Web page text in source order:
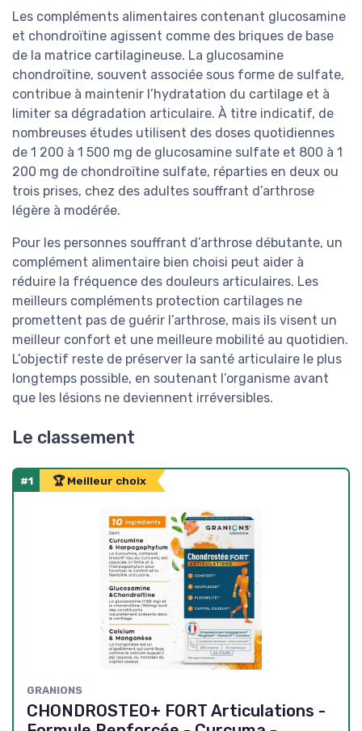
Les compléments alimentaires contenant glucosamine
et chondroïtine agissent comme des briques de base
de la matrice cartilagineuse. La glucosamine
chondroïtine, souvent associée sous forme de sulfate,
contribue à maintenir l’hydratation du cartilage et à
limiter sa dégradation articulaire. À titre indicatif, de
nombreuses études utilisent des doses quotidiennes
de 1 200 à 1 500 mg de glucosamine sulfate et 800 à 1
200 mg de chondroïtine sulfate, réparties en deux ou
trois prises, chez des adultes souffrant d’arthrose
légère à modérée.
Pour les personnes souffrant d’arthrose débutante, un
complément alimentaire bien choisi peut aider à
réduire la fréquence des douleurs articulaires. Les
meilleurs compléments protection cartilages ne
promettent pas de guérir l’arthrose, mais ils visent un
meilleur confort et une meilleure mobilité au quotidien.
L’objectif reste de préserver la santé articulaire le plus
longtemps possible, en soutenant l’organisme avant
que les lésions ne deviennent irréversibles.
Le classement
#1 🏆 Meilleur choix
GRANIONS
CHONDROSTEO+ FORT Articulations -